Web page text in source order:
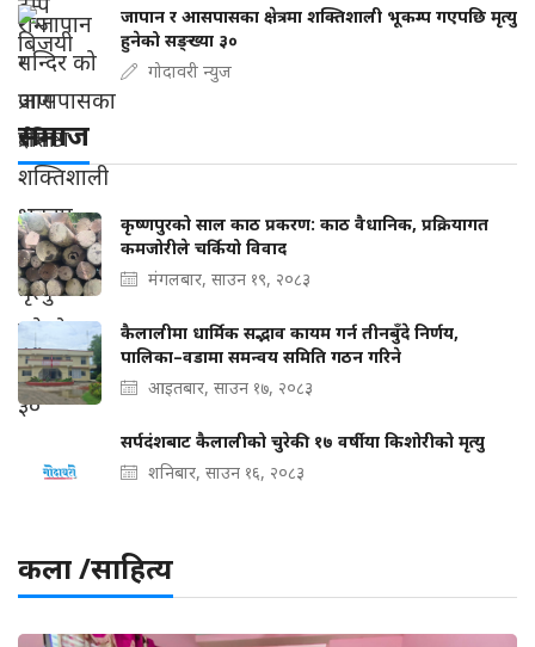
जापान र आसपासका क्षेत्रमा शक्तिशाली भूकम्प गएपछि मृत्यु
हुनेको सङ्ख्या ३०
गोदावरी न्युज
समाज
कृष्णपुरको साल काठ प्रकरण: काठ वैधानिक, प्रक्रियागत
कमजोरीले चर्कियो विवाद
मंगलबार, साउन १९, २०८३
कैलालीमा धार्मिक सद्भाव कायम गर्न तीनबुँदे निर्णय,
पालिका–वडामा समन्वय समिति गठन गरिने
आइतबार, साउन १७, २०८३
सर्पदंशबाट कैलालीको चुरेकी १७ वर्षीया किशोरीको मृत्यु
शनिबार, साउन १६, २०८३
कला /साहित्य